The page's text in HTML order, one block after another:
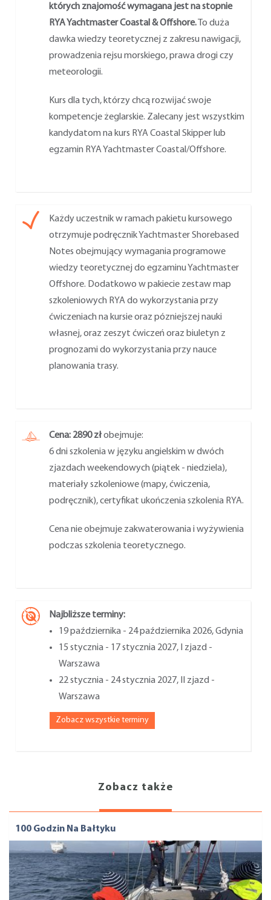
których znajomość wymagana jest na stopnie
RYA Yachtmaster Coastal & Offshore.To duża
dawka wiedzy teoretycznej z zakresu nawigacji,
prowadzenia rejsu morskiego, prawa drogi czy
meteorologii.
Kurs dla tych, którzy chcą rozwijać swoje
kompetencje żeglarskie. Zalecany jest wszystkim
kandydatom na kurs RYA Coastal Skipper lub
egzamin RYA Yachtmaster Coastal/Offshore.
Każdy uczestnik w ramach pakietu kursowego
otrzymuje podręcznik Yachtmaster Shorebased
Notes obejmujący wymagania programowe
wiedzy teoretycznej do egzaminu Yachtmaster
Offshore. Dodatkowo w pakiecie zestaw map
szkoleniowych RYA do wykorzystania przy
ćwiczeniach na kursie oraz pózniejszej nauki
własnej, oraz zeszyt ćwiczeń oraz biuletyn z
prognozami do wykorzystania przy nauce
planowania trasy.
Cena: 2890 złobejmuje:
6 dni szkolenia w języku angielskim w dwóch
zjazdach weekendowych (piątek - niedziela),
materiały szkoleniowe (mapy, ćwiczenia,
podręcznik), certyfikat ukończenia szkolenia RYA.
Cena nie obejmuje zakwaterowania i wyżywienia
podczas szkolenia teoretycznego.
Najbliższe terminy:
19 października - 24 października 2026, Gdynia
15 stycznia - 17 stycznia 2027, I zjazd -
Warszawa
22 stycznia - 24 stycznia 2027, II zjazd -
Warszawa
Zobacz wszystkie terminy
Zobacz także
100 Godzin Na Bałtyku